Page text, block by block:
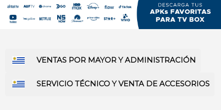
VENTAS POR MAYOR Y ADMINISTRACIÓN
SERVICIO TÉCNICO Y VENTA DE ACCESORIOS